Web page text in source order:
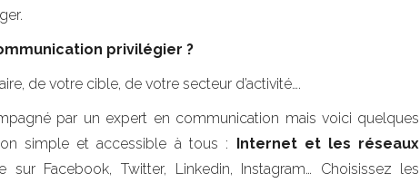
privilégier ?
de votre cible, de votre secteur d’activité….
par un expert en communication mais voici quelques
simple et accessible à tous : Internet et les réseaux
sur Facebook, Twitter, Linkedin, Instagram… Choisissez les